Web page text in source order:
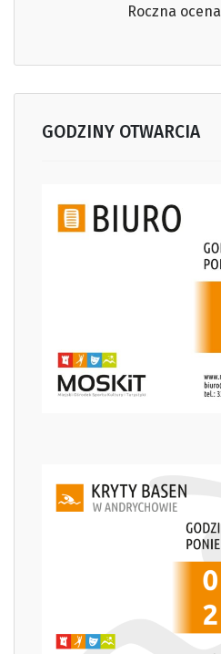
Roczna ocena
GODZINY OTWARCIA